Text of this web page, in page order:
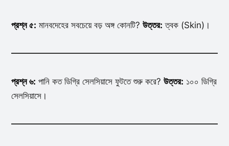
প্রশ্ন ৫: মানবদেহের সবচেয়ে বড় অঙ্গ কোনটি? উত্তর: ত্বক (Skin)।
প্রশ্ন ৬: পানি কত ডিগ্রি সেলসিয়াসে ফুটতে শুরু করে? উত্তর: ১০০ ডিগ্রি
সেলসিয়াসে।